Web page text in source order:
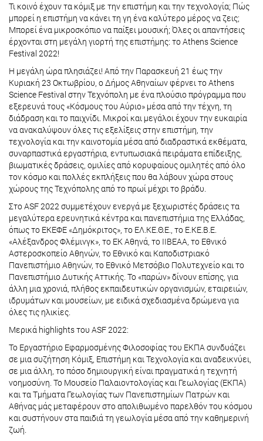
Τι κοινό έχουν τα κόμιξ με την επιστήμη και την τεχνολογία; Πώς
μπορεί η επιστήμη να κάνει τη γη ένα καλύτερο μέρος να ζεις;
Μπορεί ένα μικροσκόπιο να παίξει μουσική; Όλες οι απαντήσεις
έρχονται στη μεγάλη γιορτή της επιστήμης: το Athens Science
Festival 2022!
Η μεγάλη ώρα πλησιάζει! Από την Παρασκευή 21 έως την
Κυριακή 23 Οκτωβρίου, ο Δήμος Αθηναίων φέρνει το Athens
Science Festival στην Τεχνόπολη με ένα πλούσιο πρόγραμμα που
εξερευνά τους «Κόσμους του Αύριο» μέσα από την τέχνη, τη
διάδραση και το παιχνίδι. Μικροί και μεγάλοι έχουν την ευκαιρία
να ανακαλύψουν όλες τις εξελίξεις στην επιστήμη, την
τεχνολογία και την καινοτομία μέσα από διαδραστικά εκθέματα,
συναρπαστικά εργαστήρια, εντυπωσιακά πειράματα επίδειξης,
βιωματικές δράσεις, ομιλίες από κορυφαίους ομιλητές από όλο
τον κόσμο και πολλές εκπλήξεις που θα λάβουν χώρα στους
χώρους της Τεχνόπολης από το πρωί μέχρι το βράδυ.
Στο ASF 2022 συμμετέχουν ενεργά με ξεχωριστές δράσεις τα
μεγαλύτερα ερευνητικά κέντρα και πανεπιστήμια της Ελλάδας,
όπως το ΕΚΕΦΕ «Δημόκριτος», το ΕΛ.ΚΕ.Θ.Ε., το Ε.ΚΕ.Β.Ε.
«Αλέξανδρος Φλέμινγκ», το ΕΚ Αθηνά, το ΙΙΒΕΑΑ, το Εθνικό
Αστεροσκοπείο Αθηνών, το Εθνικό και Καποδιστριακό
Πανεπιστήμιο Αθηνών, το Εθνικό Μετσόβιο Πολυτεχνείο και το
Πανεπιστήμιο Δυτικής Αττικής. Το «παρών» δίνουν επίσης, για
άλλη μια χρονιά, πλήθος εκπαιδευτικών οργανισμών, εταιρειών,
ιδρυμάτων και μουσείων, με ειδικά σχεδιασμένα δρώμενα για
όλες τις ηλικίες.
Μερικά highlights τoυ ASF 2022:
Το Εργαστήριο Εφαρμοσμένης Φιλοσοφίας του ΕΚΠΑ συνδυάζει
σε μια συζήτηση Κόμιξ, Επιστήμη και Τεχνολογία και αναδεικνύει,
σε μια άλλη, το πόσο δημιουργική είναι πραγματικά η τεχνητή
νοημοσύνη. Το Μουσείο Παλαιοντολογίας και Γεωλογίας (ΕΚΠΑ)
και τα Τμήματα Γεωλογίας των Πανεπιστημίων Πατρών και
Αθήνας μάς μεταφέρουν στο απολιθωμένο παρελθόν του κόσμου
και συστήνουν στα παιδιά τη γεωλογία μέσα από την καθημερινή
ζωή.